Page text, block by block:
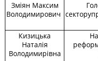
Зміян Максим
Володимирович
Кизицька
Наталія
Володимирівна